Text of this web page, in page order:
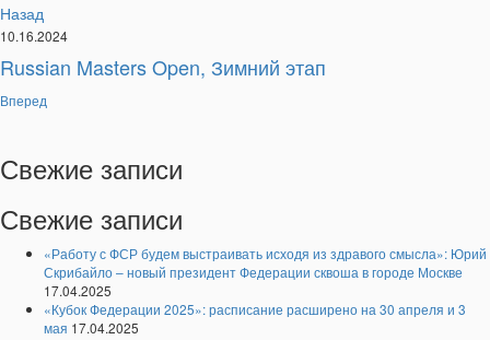
Назад
10.16.2024
Russian Masters Open, Зимний этап
Вперед
Свежие записи
Свежие записи
«Работу с ФСР будем выстраивать исходя из здравого смысла»: Юрий
Скрибайло – новый президент Федерации сквоша в городе Москве
17.04.2025
«Кубок Федерации 2025»: расписание расширено на 30 апреля и 3
мая 17.04.2025